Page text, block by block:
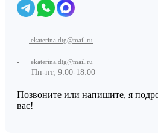
ekaterina.dtg@mail.ru
ekaterina.dtg@mail.ru
Пн-пт, 9:00-18:00
Позвоните или напишите, я
вас!